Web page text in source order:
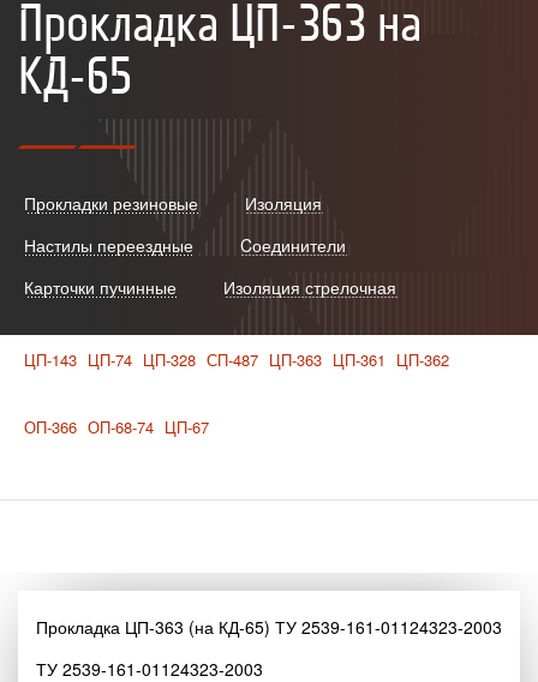
Прокладка ЦП-363 на
КД-65
Прокладки резиновые
Изоляция
Настилы переездные
Cоединители
Карточки пучинные
Изоляция стрелочная
ЦП-143 ЦП-74 ЦП-328 СП-487 ЦП-363 ЦП-361 ЦП-362
ОП-366 ОП-68-74 ЦП-67
Прокладка ЦП-363 (на КД-65) ТУ 2539-161-01124323-2003
ТУ 2539-161-01124323-2003